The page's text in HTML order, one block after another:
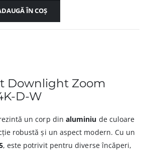
ÎN COȘ
Downlight Zoom
D-W
un corp din aluminiu de culoare
robustă și un aspect modern. Cu un
, este potrivit pentru diverse încăperi,